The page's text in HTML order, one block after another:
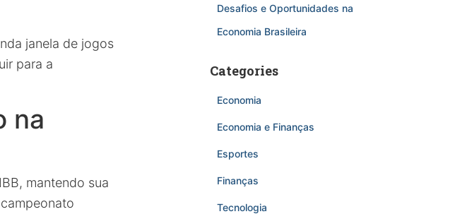
janela de jogos
para a
na
mantendo sua
Desafios e Oportunidades na
Economia Brasileira
Categories
Economia
Economia e Finanças
Esportes
Finanças
Tecnologia